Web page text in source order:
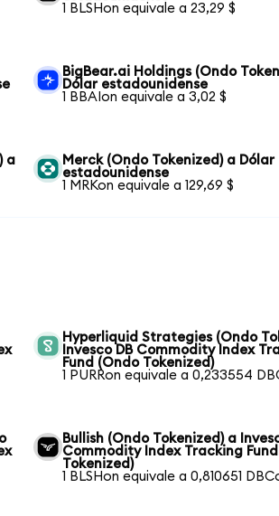
1 BLSHon equivale a 23,29 $
BigBear.ai Holdings (Ondo
Dólar estadounidense
1 BBAIon equivale a 3,02 $
a
Merck (Ondo Tokenized) a Dólar
estadounidense
1 MRKon equivale a 129,69 $
Hyperliquid Strategies (Ondo
Invesco DB Commodity Index
Fund (Ondo Tokenized)
1 PURRon equivale a 0,233554
Bullish (Ondo Tokenized) a
Commodity Index Tracking
Tokenized)
1 BLSHon equivale a 0,810651